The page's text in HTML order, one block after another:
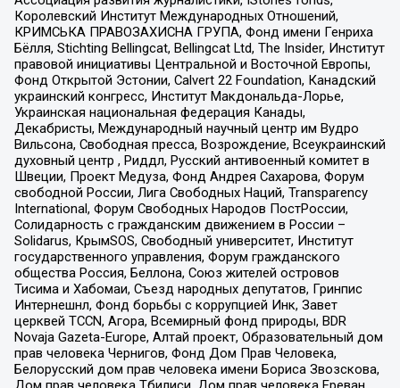
Королевский Институт Международных Отношений,
КРИМСЬКА ПРАВОЗАХИСНА ГРУПА, Фонд имени Генриха
Бёлля, Stichting Bellingcat, Bellingcat Ltd, The Insider, Институт
правовой инициативы Центральной и Восточной Европы,
Фонд Открытой Эстонии, Calvert 22 Foundation, Канадский
украинский конгресс, Институт Макдональда-Лорье,
Украинская национальная федерация Канады,
Декабристы, Международный научный центр им Вудро
Вильсона, Свободная пресса, Возрождение, Всеукраинский
духовный центр , Риддл, Русский антивоенный комитет в
Швеции, Проект Медуза, Фонд Андрея Сахарова, Форум
свободной России, Лига Свободных Наций, Transparеncy
International, Форум Свободных Народов ПостРоссии,
Солидарность с гражданским движением в России –
Solidarus, КрымSOS, Свободный университет, Институт
государственного управления, Форум гражданского
общества Россия, Беллона, Союз жителей островов
Тисима и Хабомаи, Съезд народных депутатов, Гринпис
Интернешнл, Фонд борьбы с коррупцией Инк, Завет
церквей TCCN, Агора, Всемирный фонд природы, BDR
Novaja Gazeta-Europe, Алтай проект, Образовательный дом
прав человека Чернигов, Фонд Дом Прав Человека,
Белорусский дом прав человека имени Бориса Звозскова,